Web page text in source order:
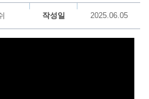
작성일 2025.06.05